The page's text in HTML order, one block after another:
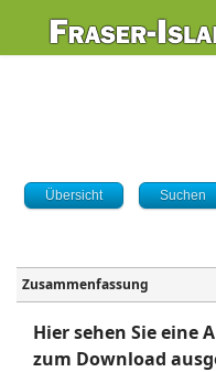
Übersicht Suchen
Zusammenfassung
Hier sehen Sie eine
zum Download